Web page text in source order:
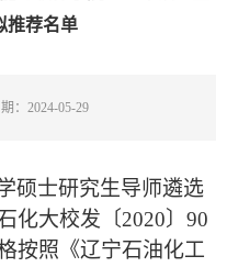
推荐名单
：2024-05-29
硕士研究生导师遴选
化大校发〔2020〕 90
按照《辽宁石油化工